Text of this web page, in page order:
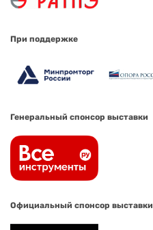
При поддержке
Генеральный спонсор выставки
Официальный спонсор выставки